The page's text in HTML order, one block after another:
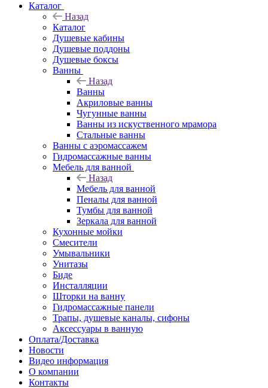
Каталог
Назад
Каталог
Душевые кабины
Душевые поддоны
Душевые боксы
Ванны
Назад
Ванны
Акриловые ванны
Чугунные ванны
Ванны из искуственного мрамора
Стальные ванны
Ванны с аэромассажем
Гидромассажные ванны
Мебель для ванной
Назад
Мебель для ванной
Пеналы для ванной
Тумбы для ванной
Зеркала для ванной
Кухонные мойки
Смесители
Умывальники
Унитазы
Биде
Инсталляции
Шторки на ванну
Гидромассажные панели
Трапы, душевые каналы, сифоны
Аксессуары в ванную
Оплата/Доставка
Новости
Видео информация
О компании
Контакты